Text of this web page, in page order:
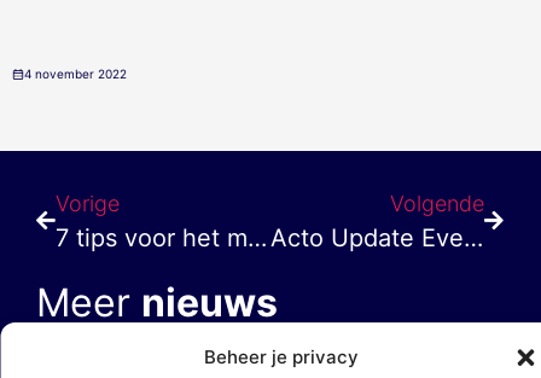
Beheer je privacy
4 november 2022
Vorige
7 tips voor het maken van calculaties
Volgende
Acto Update Event | 14 december 2022
Meer nieuws